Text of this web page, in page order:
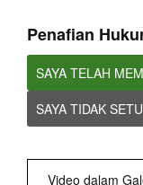
Penafian
SAYA TELAH
SAYA TIDAK
Video dalam
Herbalife Indonesia
Sepak Bola Nasional
Rizky Ridho Ramadhani -